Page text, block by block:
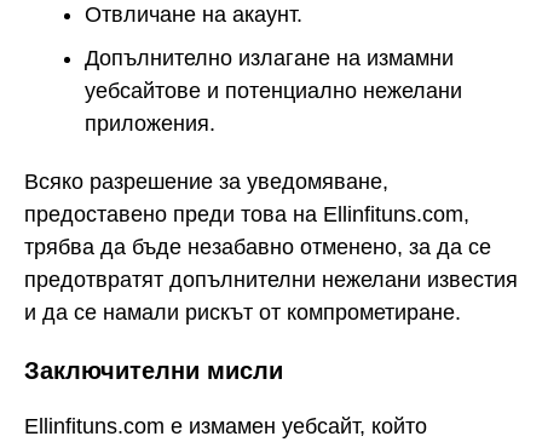
Отвличане на акаунт.
Допълнително излагане на измамни
уебсайтове и потенциално нежелани
приложения.
Всяко разрешение за уведомяване,
предоставено преди това на Ellinfituns.com,
трябва да бъде незабавно отменено, за да се
предотвратят допълнителни нежелани известия
и да се намали рискът от компрометиране.
Заключителни мисли
Ellinfituns.com е измамен уебсайт, който